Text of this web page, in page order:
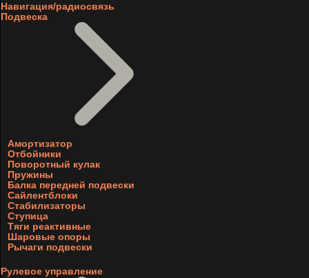
Навигация/радиосвязь
Подвеска
Амортизатор
Отбойники
Поворотный кулак
Пружины
Балка передней подвески
Сайлентблоки
Стабилизаторы
Ступица
Тяги реактивные
Шаровые опоры
Рычаги подвески
Рулевое управление